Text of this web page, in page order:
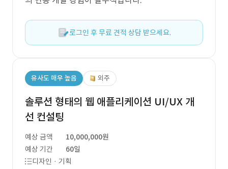
로그인 후 무료 견적 상담 받으세요.
유사도 매우 높음 외주
솔루션 형태의 웹 애플리케이션 UI/UX 개
선 컨설팅
예상 금액
10,000,000원
예상 기간
60일
디자인 · 기획